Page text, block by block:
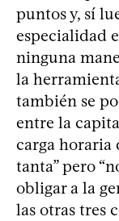
puntos y, sí
especialidad
ninguna
la
también se
entre la
carga horaria
tanta” pero
obligar a la
las otras tres